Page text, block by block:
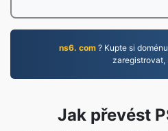
ns6. com? Kupte si
zaregistrovat,
Jak převést